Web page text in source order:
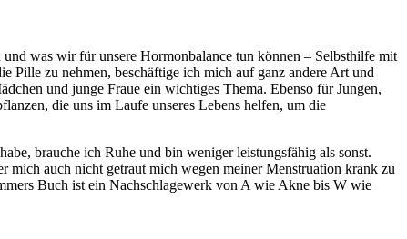
was wir für unsere Hormonbalance tun können – Selbsthilfe mit
Pille zu nehmen, beschäftige ich mich auf ganz andere Art und
und junge Fraue ein wichtiges Thema. Ebenso für Jungen,
die uns im Laufe unseres Lebens helfen, um die
brauche ich Ruhe und bin weniger leistungsfähig als sonst.
mich auch nicht getraut mich wegen meiner Menstruation krank zu
Buch ist ein Nachschlagewerk von A wie Akne bis W wie